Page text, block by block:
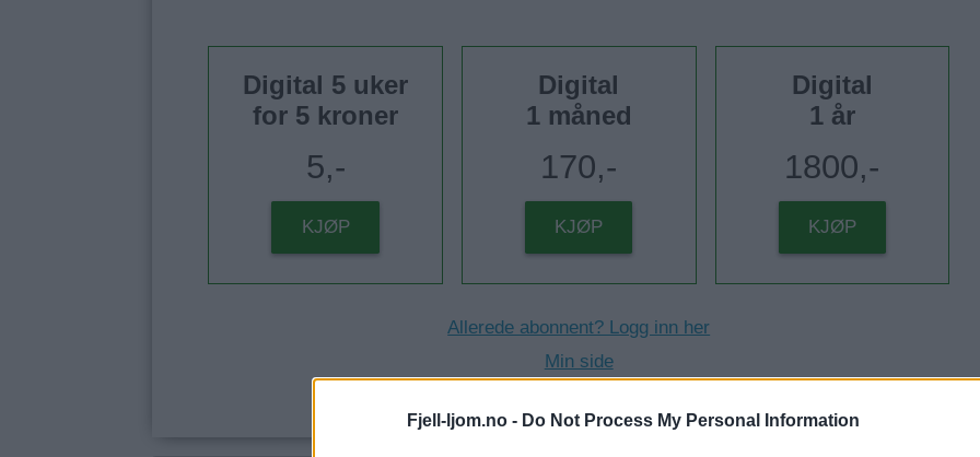
Fjell-ljom.no - Do Not Process My Personal Information
Digital 5 uker
for 5 kroner
5,-
KJØP
Digital
1 måned
170,-
KJØP
Digital
1 år
1800,-
KJØP
Allerede abonnent? Logg inn her
Min side